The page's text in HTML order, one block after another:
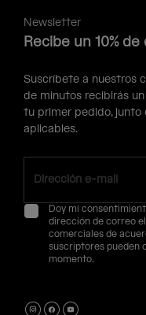
Newsletter
Recibe un 10%
Suscríbete a nuestros
de minutos recibirás
tu primer pedido, junto
aplicables.
Doy mi
dirección de correo
comerciales de
suscriptores pueden
momento.